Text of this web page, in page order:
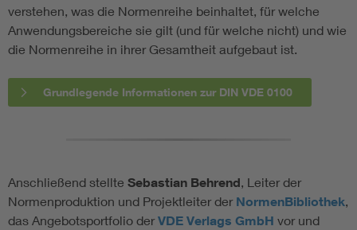
verstehen, was die Normenreihe beinhaltet, für welche
Anwendungsbereiche sie gilt (und für welche nicht) und wie
die Normenreihe in ihrer Gesamtheit aufgebaut ist.
Grundlegende Informationen zur DIN VDE 0100
Anschließend stellte Sebastian Behrend, Leiter der
Normenproduktion und Projektleiter der NormenBibliothek,
das Angebotsportfolio derVDE Verlags GmbH vor und